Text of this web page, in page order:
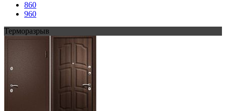
860
960
Терморазрыв